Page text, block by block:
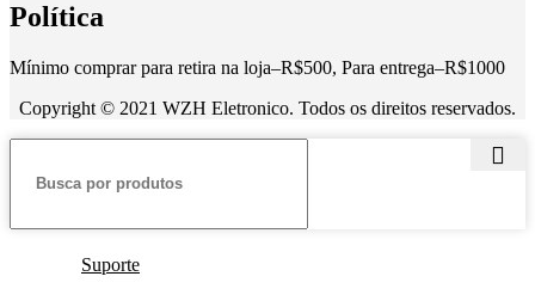
Política
Mínimo comprar para retira na loja–R$500, Para entrega–R$1000
Copyright © 2021 WZH Eletronico. Todos os direitos reservados.
Suporte